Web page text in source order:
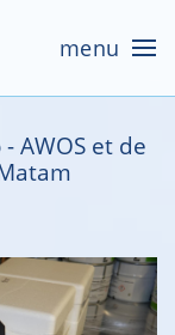
menu
AWOS et de